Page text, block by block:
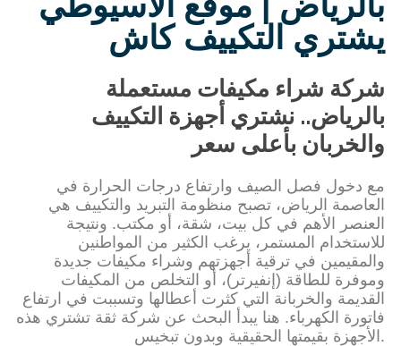
يشتري التكييف كاش
شركة شراء مكيفات مستعملة
بالرياض.. نشتري أجهزة التكييف
والخربان بأعلى سعر
مع دخول فصل الصيف وارتفاع درجات الحرارة في
العاصمة الرياض، تصبح منظومة التبريد والتكييف هي
العنصر الأهم في كل بيت، شقة، أو مكتب. ونتيجة
للاستخدام المستمر، يرغب الكثير من المواطنين
والمقيمين في ترقية أجهزتهم وشراء مكيفات جديدة
وموفرة للطاقة (إنفيرتر)، أو التخلص من المكيفات
القديمة والخربانة التي كثرت أعطالها وتسببت في ارتفاع
فاتورة الكهرباء. هنا يبدأ البحث عن شركة ثقة تشتري هذه
الأجهزة بقيمتها الحقيقية وبدون تبخيس.